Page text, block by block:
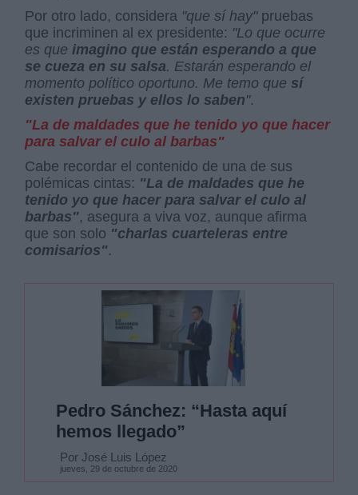
Por otro lado, considera "que sí hay"pruebas
que incriminen al ex presidente: "Lo que ocurre
es que imagino que están esperando a que
se cueza en su salsa. Estarán esperando el
momento político oportuno. Me temo que sí
existen pruebas y ellos lo saben".
"La de maldades que he tenido yo que hacer
para salvar el culo al barbas"
Cabe recordar el contenido de una de sus
polémicas cintas: "La de maldades que he
tenido yo que hacer para salvar el culo al
barbas", asegura a viva voz, aunque afirma
que son solo "charlas cuarteleras entre
comisarios".
Pedro Sánchez: “Hasta aquí
hemos llegado”
Por José Luis López
jueves, 29 de octubre de 2020